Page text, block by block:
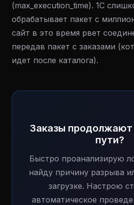
(max_execution_time). 1С
обрабатывает пакет с
сайт в это время рвет
передав пакет с заказами
идет после каталога).
Заказы продолжают
пути?
Быстро проанализирую
найду причину разрыва
загрузке. Настрою
автоматическое